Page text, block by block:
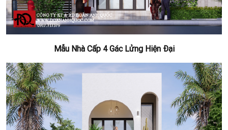
Mẫu Nhà Cấp 4 Gác Lửng Hiện Đại